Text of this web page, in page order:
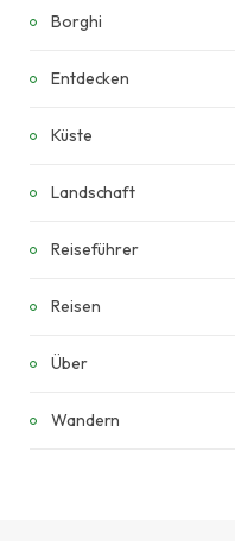
Borghi
Entdecken
Küste
Landschaft
Reiseführer
Reisen
Über
Wandern